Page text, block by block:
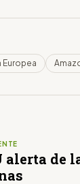
Europea
alerta de